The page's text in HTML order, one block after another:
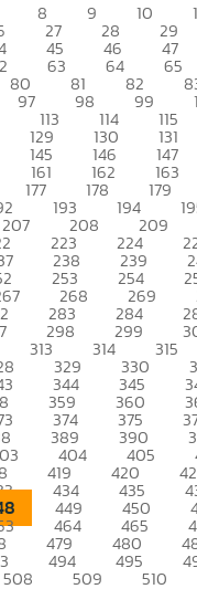
8 9 10
27 28 29
45 46 47
63 64 65
80 81 82
97 98 99
113 114 115
129 130 131
145 146 147
161 162 163
177 178 179
193 194
207 208 209
223 224
238 239
253 254
268 269
283 284
298 299
313 314 315
329 330
344 345
359 360
374 375
389 390
404 405
419 420
434 435
449 450
464 465
479 480
494 495
508 509 510